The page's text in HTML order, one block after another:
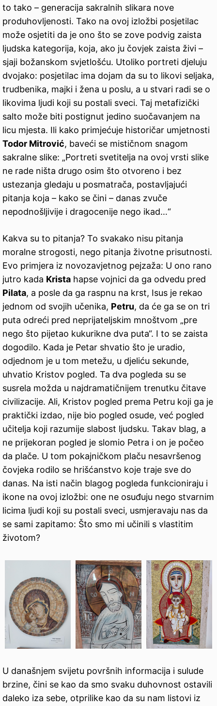
to tako – generacija sakralnih slikara nove
produhovljenosti. Tako na ovoj izložbi posjetilac
može osjetiti da je ono što se zove podvig zaista
ljudska kategorija, koja, ako ju čovjek zaista živi –
sjaji božanskom svjetlošću. Utoliko portreti djeluju
dvojako: posjetilac ima dojam da su to likovi seljaka,
trudbenika, majki i žena u poslu, a u stvari radi se o
likovima ljudi koji su postali sveci. Taj metafizički
salto može biti postignut jedino suočavanjem na
licu mjesta. Ili kako primjećuje historičar umjetnosti
Todor Mitrović, baveći se mističnom snagom
sakralne slike: „Portreti svetitelja na ovoj vrsti slike
ne rade ništa drugo osim što otvoreno i bez
ustezanja gledaju u posmatrača, postavljajući
pitanja koja – kako se čini – danas zvuče
nepodnošljivije i dragocenije nego ikad…“
Kakva su to pitanja? To svakako nisu pitanja
moralne strogosti, nego pitanja životne prisutnosti.
Evo primjera iz novozavjetnog pejzaža: U ono rano
jutro kada Krista hapse vojnici da ga odvedu pred
Pilata, a posle da ga raspnu na krst, Isus je rekao
jednom od svojih učenika, Petru, da će ga se on tri
puta odreći pred neprijateljskim mnoštvom „pre
nego što pijetao kukurikne dva puta“. I to se zaista
dogodilo. Kada je Petar shvatio što je uradio,
odjednom je u tom metežu, u djeliću sekunde,
uhvatio Kristov pogled. Ta dva pogleda su se
susrela možda u najdramatičnijem trenutku čitave
civilizacije. Ali, Kristov pogled prema Petru koji ga je
praktički izdao, nije bio pogled osude, već pogled
učitelja koji razumije slabost ljudsku. Takav blag, a
ne prijekoran pogled je slomio Petra i on je počeo
da plače. U tom pokajničkom plaču nesavršenog
čovjeka rodilo se hrišćanstvo koje traje sve do
danas. Na isti način blagog pogleda funkcioniraju i
ikone na ovoj izložbi: one ne osuđuju nego stvarnim
licima ljudi koji su postali sveci, usmjeravaju nas da
se sami zapitamo: Što smo mi učinili s vlastitim
životom?
U današnjem svijetu površnih informacija i sulude
brzine, čini se kao da smo svaku duhovnost ostavili
daleko iza sebe, otprilike kao da su nam listovi iz